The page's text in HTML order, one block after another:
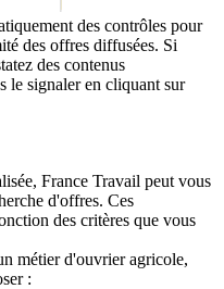
des contrôles pour
des offres diffusées. Si
des contenus
le signaler en cliquant sur
France Travail peut vous
d'offres. Ces
des critères que vous
métier d'ouvrier agricole,
: